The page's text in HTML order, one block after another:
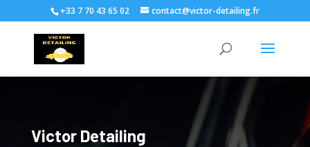
+33 7 70 43 65 02 contact@victor-detailing.fr
Victor Detailing